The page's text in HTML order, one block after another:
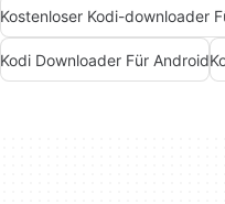
Kostenloser Kodi-downloader
Kodi Downloader Für Android